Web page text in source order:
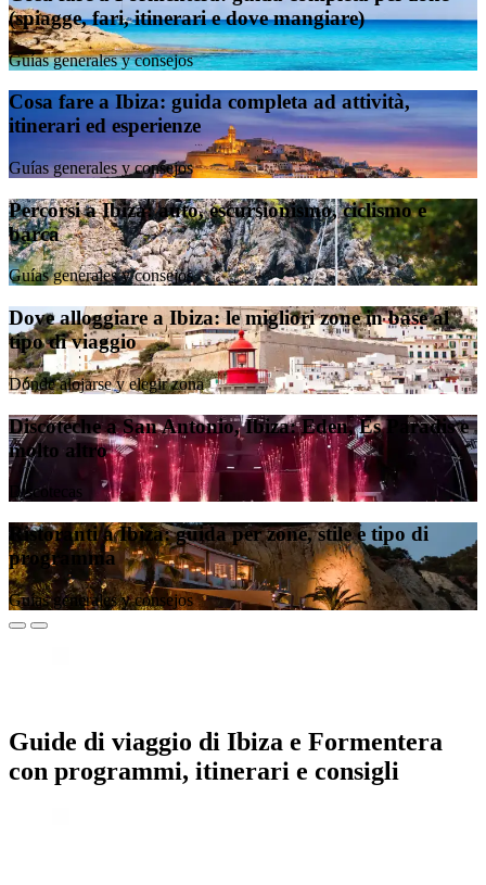
(spiagge, fari, itinerari e dove mangiare)
Guías generales y consejos
Cosa fare a Ibiza: guida completa ad attività,
itinerari ed esperienze
Guías generales y consejos
Percorsi a Ibiza: auto, escursionismo, ciclismo e
barca
Guías generales y consejos
Dove alloggiare a Ibiza: le migliori zone in base al
tipo di viaggio
Dónde alojarse y elegir zona
Discoteche a San Antonio, Ibiza: Eden, Es Paradis e
molto altro
Discotecas
Ristoranti a Ibiza: guida per zone, stile e tipo di
programma
Guías generales y consejos
Guide di viaggio di Ibiza e Formentera
con programmi, itinerari e consigli